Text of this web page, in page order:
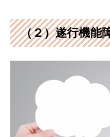
（２）遂行機能